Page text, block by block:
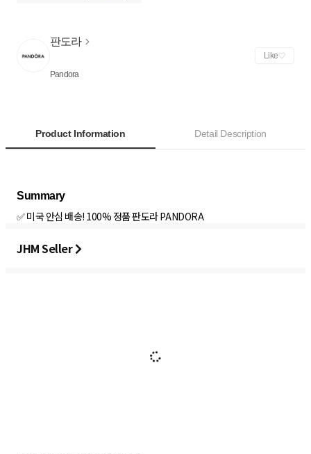
판도라
Pandora
Like
Product Information Detail Description
Summary
✅ 미국 안심 배송! 100% 정품 판도라 PANDORA
JHM Seller